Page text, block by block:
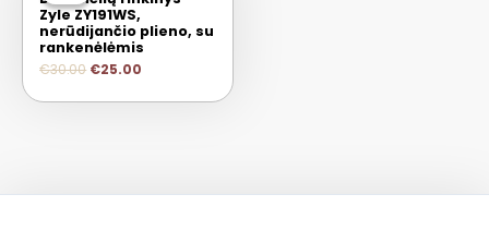
Zyle ZY191WS,
nerūdijančio plieno, su
rankenėlėmis
€30.00 €25.00